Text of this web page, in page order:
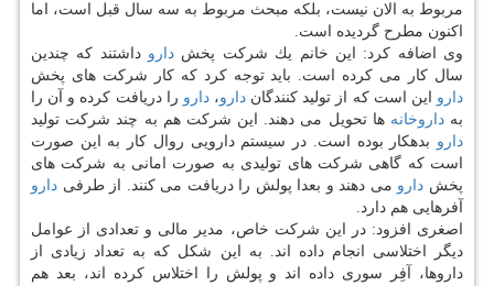
مربوط به الان نیست، بلكه مبحث مربوط به سه سال قبل است، اما
اكنون مطرح گردیده است.
وی اضافه كرد: این خانم یك شركت پخش دارو داشتند كه چندین
سال كار می كرده است. باید توجه كرد كه كار شركت های پخش
دارو این است كه از تولید كنندگان دارو،دارو را دریافت كرده و آن را
بهداروخانه ها تحویل می دهند. این شركت هم به چند شركت تولید
دارو بدهكار بوده است. در سیستم دارویی روال كار به این صورت
است كه گاهی شركت های تولیدی به صورت امانی به شركت های
پخش دارو می دهند و بعدا پولش را دریافت می كنند. از طرفی دارو
آفرهایی هم دارد.
اصغری افزود: در این شركت خاص، مدیر مالی و تعدادی از عوامل
دیگر اختلاسی انجام داده اند. به این شكل كه به تعداد زیادی از
داروها، آفِر سوری داده اند و پولش را اختلاس كرده اند، بعد هم